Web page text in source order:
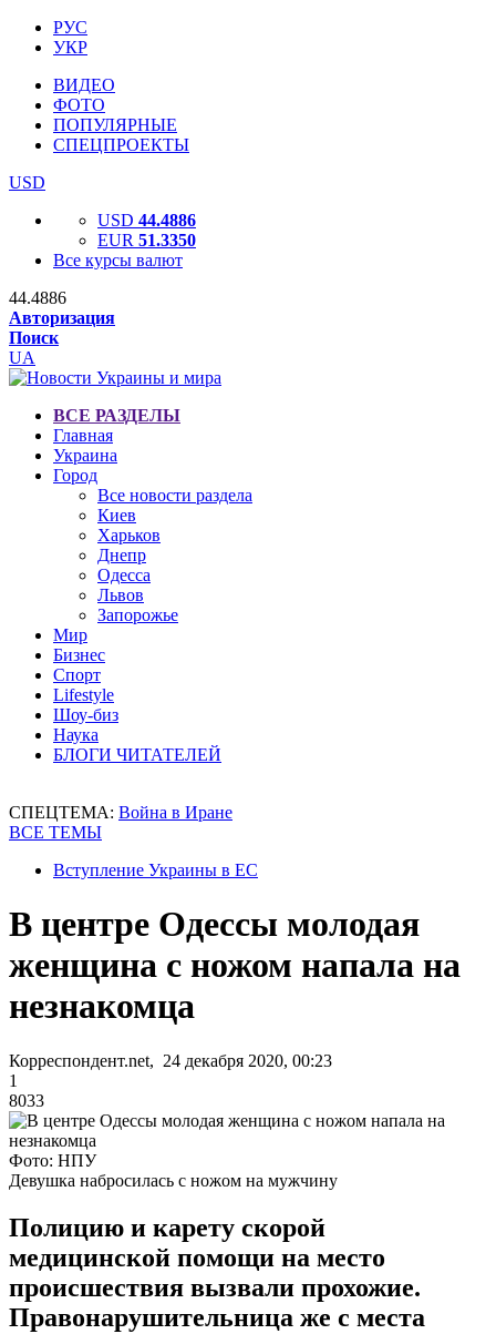
РУС
УКР
ВИДЕО
ФОТО
ПОПУЛЯРНЫЕ
СПЕЦПРОЕКТЫ
USD
USD 44.4886
EUR 51.3350
Все курсы валют
44.4886
Авторизация
Поиск
UA
ВСЕ РАЗДЕЛЫ
Главная
Украина
Город
Все новости раздела
Киев
Харьков
Днепр
Одесса
Львов
Запорожье
Мир
Бизнес
Спорт
Lifestyle
Шоу-биз
Наука
БЛОГИ ЧИТАТЕЛЕЙ
СПЕЦТЕМА: Война в Иране
ВСЕ ТЕМЫ
Вступление Украины в ЕС
В центре Одессы молодая
женщина с ножом напала на
незнакомца
Корреспондент.net, 24 декабря 2020, 00:23
1
8033
Фото: НПУ
Девушка набросилась с ножом на мужчину
Полицию и карету скорой
медицинской помощи на место
происшествия вызвали прохожие.
Правонарушительница же с места